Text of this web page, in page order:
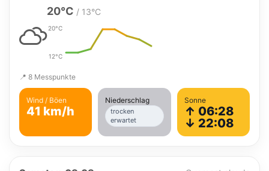
20°C / 13°C
20°C
12°C
📍 8 Messpunkte
Wind / Böen
41 km/h
Niederschlag
trocken
erwartet
Sonne
↑ 06:28
↓ 22:08